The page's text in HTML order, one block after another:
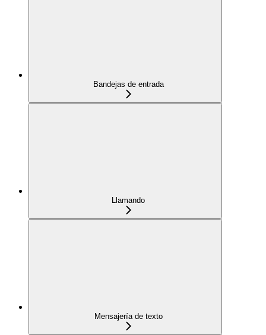
Bandejas de entrada
Llamando
Mensajería de texto